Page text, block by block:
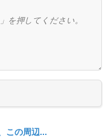
この周辺...